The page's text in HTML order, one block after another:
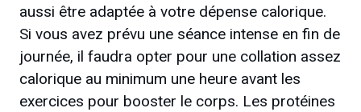
aussi être adaptée à votre dépense calorique.
Si vous avez prévu une séance intense en fin de
journée, il faudra opter pour une collation assez
calorique au minimum une heure avant les
exercices pour booster le corps. Les protéines